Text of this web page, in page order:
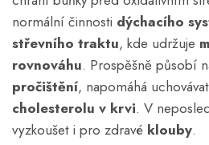
normální činnosti dýchacího
střevního traktu, kde udržuje
rovnováhu. Prospěšně působí
pročištění, napomáhá
cholesterolu v krvi. V
vyzkoušet i pro zdravé klouby.